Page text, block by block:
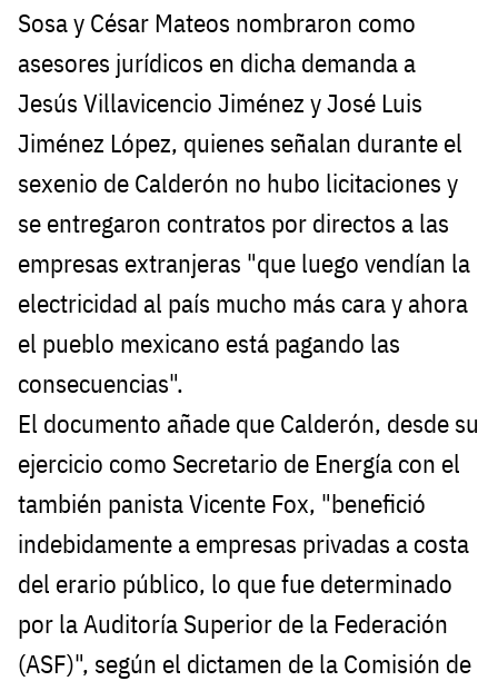
Sosa y César Mateos nombraron como
asesores jurídicos en dicha demanda a
Jesús Villavicencio Jiménez y José Luis
Jiménez López, quienes señalan durante el
sexenio de Calderón no hubo licitaciones y
se entregaron contratos por directos a las
empresas extranjeras "que luego vendían la
electricidad al país mucho más cara y ahora
el pueblo mexicano está pagando las
consecuencias".
El documento añade que Calderón, desde su
ejercicio como Secretario de Energía con el
también panista Vicente Fox, "benefició
indebidamente a empresas privadas a costa
del erario público, lo que fue determinado
por la Auditoría Superior de la Federación
(ASF)", según el dictamen de la Comisión de